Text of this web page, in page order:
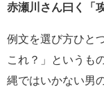
赤瀬川さん曰く「
例文を選び方ひと
これ？」というも
縄ではいかない男